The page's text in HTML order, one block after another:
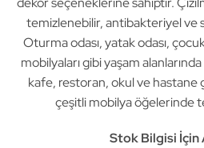
temizlenebilir, antibakteriyel ve
Oturma odası, yatak odası,
mobilyaları gibi yaşam
kafe, restoran, okul ve hastane
çeşitli mobilya öğelerinde
Stok Bilgisi İçin